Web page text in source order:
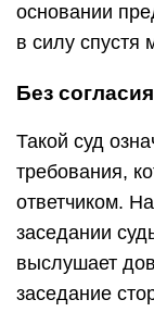
основании
в силу спустя
Без согласия
Такой суд
требования,
ответчиком.
заседании
выслушает
заседание